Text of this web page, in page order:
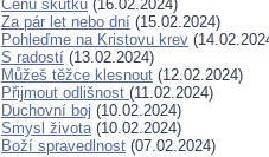
Cenu skutků (16.02.2024)
Za pár let nebo dní (15.02.2024)
Pohleďme na Kristovu krev
S radostí (13.02.2024)
Můžeš těžce klesnout (12.02.2024)
Přijmout odlišnost (11.02.2024)
Duchovní boj (10.02.2024)
Smysl života(10.02.2024)
Boží spravedlnost (07.02.2024)